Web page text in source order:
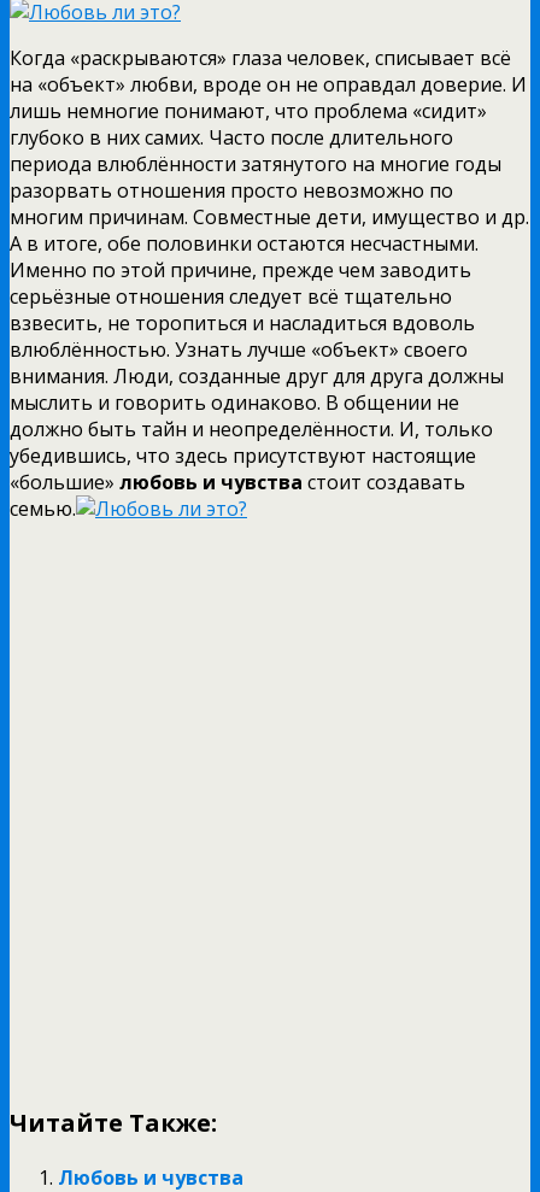
Когда «раскрываются» глаза человек, списывает всё
на «объект» любви, вроде он не оправдал доверие. И
лишь немногие понимают, что проблема «сидит»
глубоко в них самих. Часто после длительного
периода влюблённости затянутого на многие годы
разорвать отношения просто невозможно по
многим причинам. Совместные дети, имущество и др.
А в итоге, обе половинки остаются несчастными.
Именно по этой причине, прежде чем заводить
серьёзные отношения следует всё тщательно
взвесить, не торопиться и насладиться вдоволь
влюблённостью. Узнать лучше «объект» своего
внимания. Люди, созданные друг для друга должны
мыслить и говорить одинаково. В общении не
должно быть тайн и неопределённости. И, только
убедившись, что здесь присутствуют настоящие
«большие» любовь и чувства стоит создавать
семью.
Читайте Также:
Любовь и чувства